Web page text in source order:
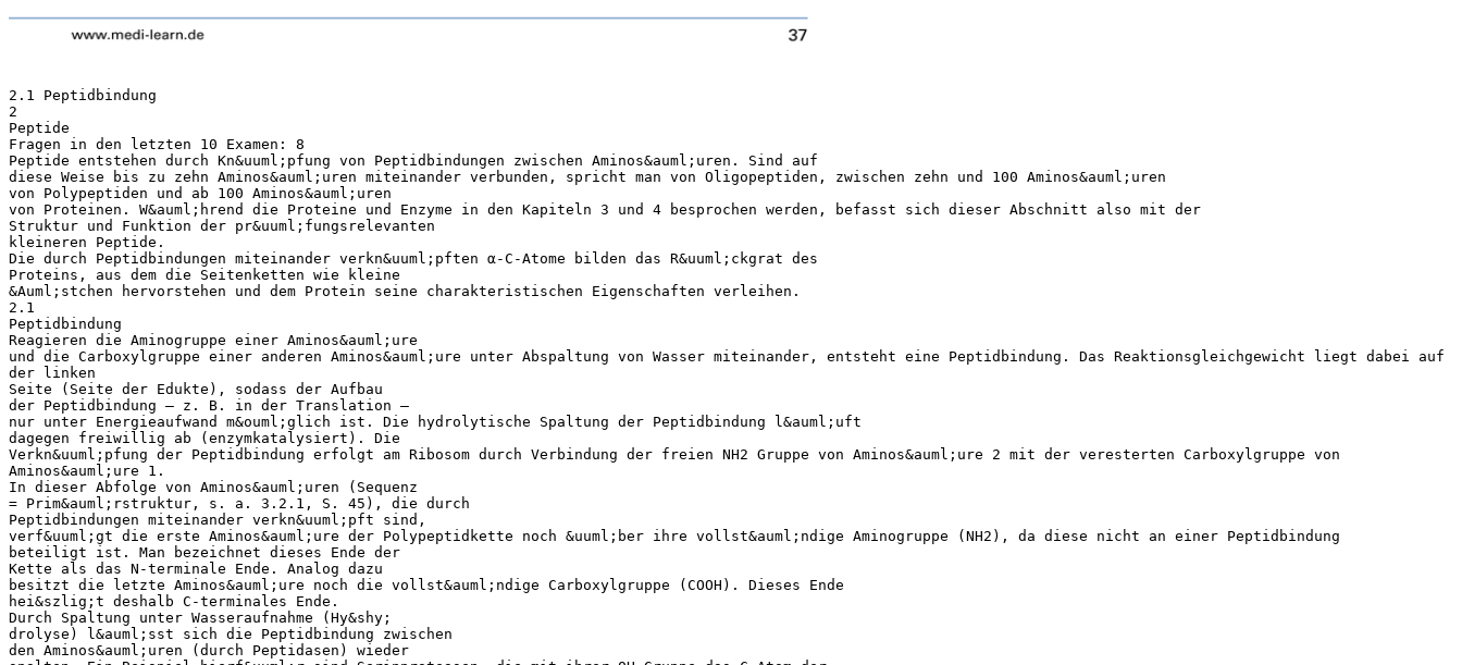
2.1 Peptidbindung
2
Peptide
Fragen in den letzten 10 Examen: 8
Peptide entstehen durch Kn&uuml;pfung von Peptidbindungen zwischen Aminos&auml;uren. Sind auf
diese Weise bis zu zehn Aminos&auml;uren miteinander verbunden, spricht man von Oligopeptiden, zwischen zehn und 100 Aminos&auml;uren
von Polypeptiden und ab 100 Aminos&auml;uren
von Proteinen. W&auml;hrend die Proteine und Enzyme in den Kapiteln 3 und 4 besprochen werden, befasst sich dieser Abschnitt also mit der
Struktur und Funktion der pr&uuml;fungsrelevanten
kleineren Peptide.
Die durch Peptidbindungen miteinander verkn&uuml;pften α-C-Atome bilden das R&uuml;ckgrat des
Proteins, aus dem die Seitenketten wie kleine
&Auml;stchen hervorstehen und dem Protein seine charakteristischen Eigenschaften verleihen.
2.1
Peptidbindung
Reagieren die Aminogruppe einer Aminos&auml;ure
und die Carboxylgruppe einer anderen Aminos&auml;ure unter Abspaltung von Wasser miteinander, entsteht eine Peptidbindung. Das Reaktionsgleichgewicht liegt dabei auf
der linken
Seite (Seite der Edukte), sodass der Aufbau
der Peptidbindung – z. B. in der Translation –
nur unter Energieaufwand m&ouml;glich ist. Die hydrolytische Spaltung der Peptidbindung l&auml;uft
dagegen freiwillig ab (enzymkatalysiert). Die
Verkn&uuml;pfung der Peptidbindung erfolgt am Ribosom durch Verbindung der freien NH2 Gruppe von Aminos&auml;ure 2 mit der veresterten Carboxylgruppe von
Aminos&auml;ure 1.
In dieser Abfolge von Aminos&auml;uren (Sequenz
= Prim&auml;rstruktur, s. a. 3.2.1, S. 45), die durch
Peptidbindungen miteinander verkn&uuml;pft sind,
verf&uuml;gt die erste Aminos&auml;ure der Polypeptidkette noch &uuml;ber ihre vollst&auml;ndige Aminogruppe (NH2), da diese nicht an einer Peptidbindung
beteiligt ist. Man bezeichnet dieses Ende der
Kette als das N-terminale Ende. Analog dazu
besitzt die letzte Aminos&auml;ure noch die vollst&auml;ndige Carboxylgruppe (COOH). Dieses Ende
hei&szlig;t deshalb C-terminales Ende.
Durch Spaltung unter Wasseraufnahme (Hy&shy;
drolyse) l&auml;sst sich die Peptidbindung zwischen
den Aminos&auml;uren (durch Peptidasen) wieder